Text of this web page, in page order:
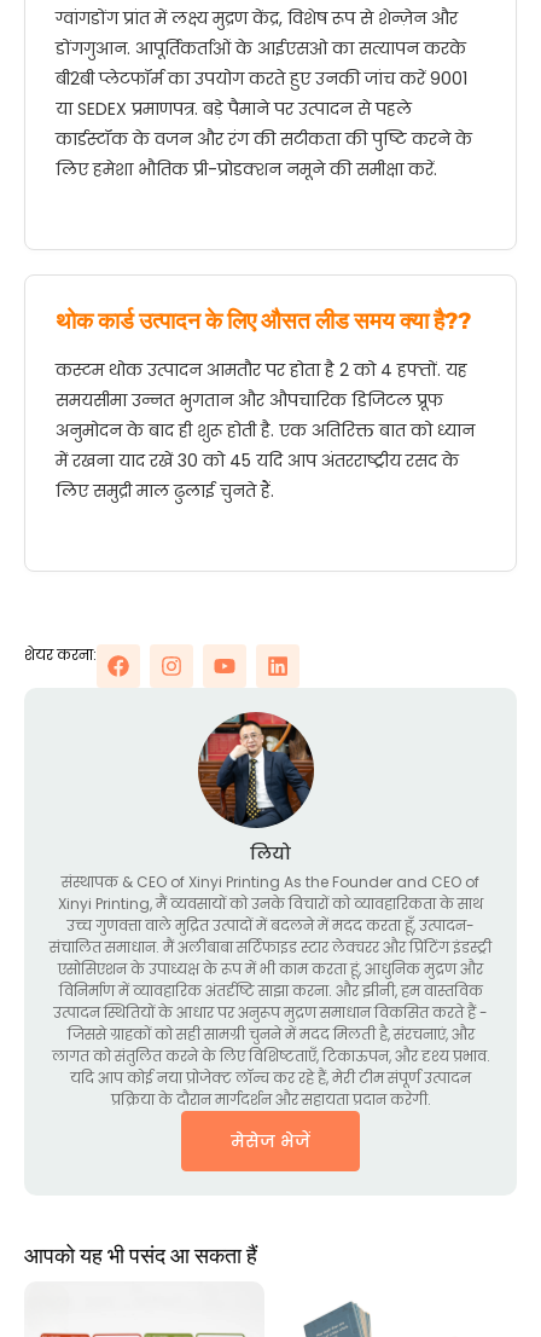
ग्वांगडोंग प्रांत में लक्ष्य मुद्रण केंद्र, विशेष रूप से शेन्ज़ेन और
डोंगगुआन. आपूर्तिकर्ताओं के आईएसओ का सत्यापन करके
बी2बी प्लेटफॉर्म का उपयोग करते हुए उनकी जांच करें 9001
या SEDEX प्रमाणपत्र. बड़े पैमाने पर उत्पादन से पहले
कार्डस्टॉक के वजन और रंग की सटीकता की पुष्टि करने के
लिए हमेशा भौतिक प्री-प्रोडक्शन नमूने की समीक्षा करें.
थोक कार्ड उत्पादन के लिए औसत लीड समय क्या है??
कस्टम थोक उत्पादन आमतौर पर होता है 2 को 4 हफ्तों. यह
समयसीमा उन्नत भुगतान और औपचारिक डिजिटल प्रूफ
अनुमोदन के बाद ही शुरू होती है. एक अतिरिक्त बात को ध्यान
में रखना याद रखें 30 को 45 यदि आप अंतरराष्ट्रीय रसद के
लिए समुद्री माल ढुलाई चुनते हैं.
शेयर करना:
लियो
संस्थापक & CEO of Xinyi Printing As the Founder and CEO of
Xinyi Printing, मैं व्यवसायों को उनके विचारों को व्यावहारिकता के साथ
उच्च गुणवत्ता वाले मुद्रित उत्पादों में बदलने में मदद करता हूँ, उत्पादन-
संचालित समाधान. मैं अलीबाबा सर्टिफाइड स्टार लेक्चरर और प्रिंटिंग इंडस्ट्री
एसोसिएशन के उपाध्यक्ष के रूप में भी काम करता हूं, आधुनिक मुद्रण और
विनिर्माण में व्यावहारिक अंतर्दृष्टि साझा करना. और झीनी, हम वास्तविक
उत्पादन स्थितियों के आधार पर अनुरूप मुद्रण समाधान विकसित करते हैं -
जिससे ग्राहकों को सही सामग्री चुनने में मदद मिलती है, संरचनाएं, और
लागत को संतुलित करने के लिए विशिष्टताएँ, टिकाऊपन, और दृश्य प्रभाव.
यदि आप कोई नया प्रोजेक्ट लॉन्च कर रहे हैं, मेरी टीम संपूर्ण उत्पादन
प्रक्रिया के दौरान मार्गदर्शन और सहायता प्रदान करेगी.
मेसेज भेजें
आपको यह भी पसंद आ सकता हैं